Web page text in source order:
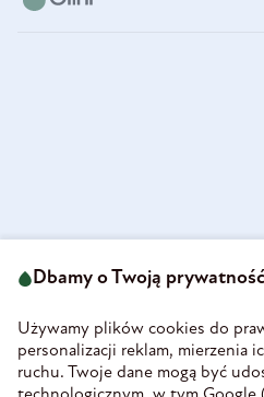
58-160 Świebodzice
REGON 890213034
INFORMACJE
Dbamy o Twoją prywatność
Używamy plików cookies do
personalizacji reklam, mierzenia
ruchu. Twoje dane mogą być